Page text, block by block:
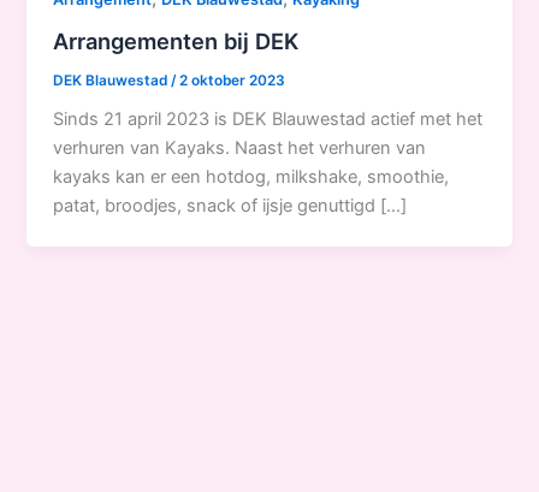
Arrangementen bij DEK
DEK Blauwestad /2 oktober 2023
Sinds 21 april 2023 is DEK Blauwestad actief met het
verhuren van Kayaks. Naast het verhuren van
kayaks kan er een hotdog, milkshake, smoothie,
patat, broodjes, snack of ijsje genuttigd […]